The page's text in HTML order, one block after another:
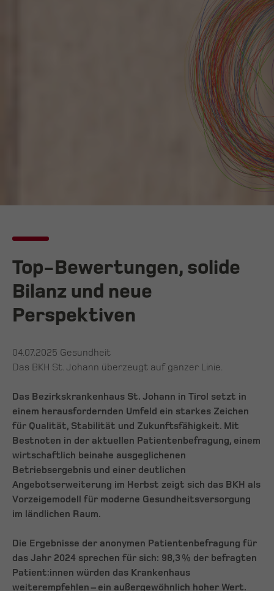
Top-Bewertungen, solide
Bilanz und neue
Perspektiven
04.07.2025 Gesundheit
Das BKH St. Johann überzeugt auf ganzer Linie.
Das Bezirkskrankenhaus St. Johann in Tirol setzt in
einem herausfordernden Umfeld ein starkes Zeichen
für Qualität, Stabilität und Zukunftsfähigkeit. Mit
Bestnoten in der aktuellen Patientenbefragung, einem
wirtschaftlich beinahe ausgeglichenen
Betriebsergebnis und einer deutlichen
Angebotserweiterung im Herbst zeigt sich das BKH als
Vorzeigemodell für moderne Gesundheitsversorgung
im ländlichen Raum.
Die Ergebnisse der anonymen Patientenbefragung für
das Jahr 2024 sprechen für sich: 98,3 % der befragten
Patient:innen würden das Krankenhaus
weiterempfehlen – ein außergewöhnlich hoher Wert.